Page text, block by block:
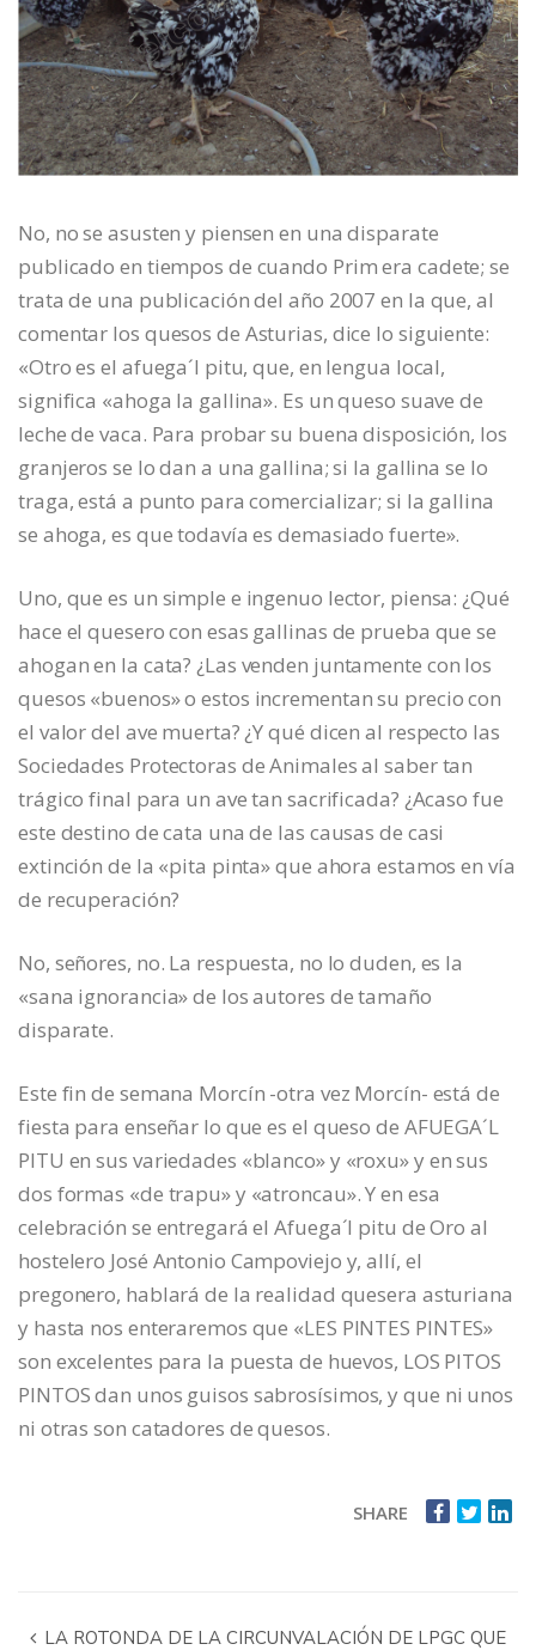
No, no se asusten y piensen en una disparate
publicado en tiempos de cuando Prim era cadete; se
trata de una publicación del año 2007 en la que, al
comentar los quesos de Asturias, dice lo siguiente:
«Otro es el afuega´l pitu, que, en lengua local,
significa «ahoga la gallina». Es un queso suave de
leche de vaca. Para probar su buena disposición, los
granjeros se lo dan a una gallina; si la gallina se lo
traga, está a punto para comercializar; si la gallina
se ahoga, es que todavía es demasiado fuerte».
Uno, que es un simple e ingenuo lector, piensa: ¿Qué
hace el quesero con esas gallinas de prueba que se
ahogan en la cata? ¿Las venden juntamente con los
quesos «buenos» o estos incrementan su precio con
el valor del ave muerta? ¿Y qué dicen al respecto las
Sociedades Protectoras de Animales al saber tan
trágico final para un ave tan sacrificada? ¿Acaso fue
este destino de cata una de las causas de casi
extinción de la «pita pinta» que ahora estamos en vía
de recuperación?
No, señores, no. La respuesta, no lo duden, es la
«sana ignorancia» de los autores de tamaño
disparate.
Este fin de semana Morcín -otra vez Morcín- está de
fiesta para enseñar lo que es el queso de AFUEGA´L
PITU en sus variedades «blanco» y «roxu» y en sus
dos formas «de trapu» y «atroncau». Y en esa
celebración se entregará el Afuega´l pitu de Oro al
hostelero José Antonio Campoviejo y, allí, el
pregonero, hablará de la realidad quesera asturiana
y hasta nos enteraremos que «LES PINTES PINTES»
son excelentes para la puesta de huevos, LOS PITOS
PINTOS dan unos guisos sabrosísimos, y que ni unos
ni otras son catadores de quesos.
SHARE
LA ROTONDA DE LA CIRCUNVALACIÓN DE LPGC QUE